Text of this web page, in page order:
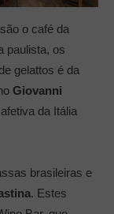
o café da
paulista, os
gelattos é da
Giovanni
da Itália
brasileiras e
. Estes